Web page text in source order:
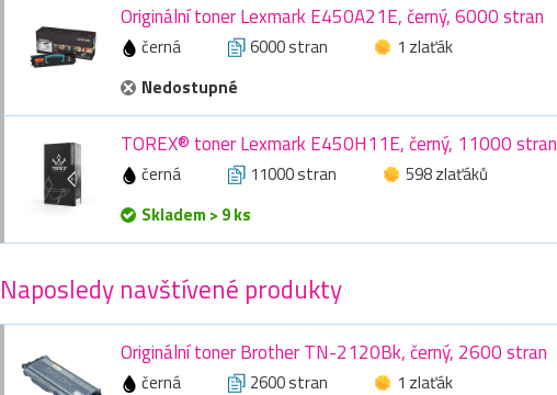
Originální toner Lexmark E450A21E, černý, 6000 stran
černá 6000 stran
1 zlaťák
Nedostupné
TOREX® toner Lexmark E450H11E, černý, 11000 stran
černá 11000 stran
598 zlaťáků
Skladem > 9 ks
Naposledy navštívené produkty
Originální toner Brother TN-2120Bk, černý, 2600 stran
černá 2600 stran 1 zlaťák